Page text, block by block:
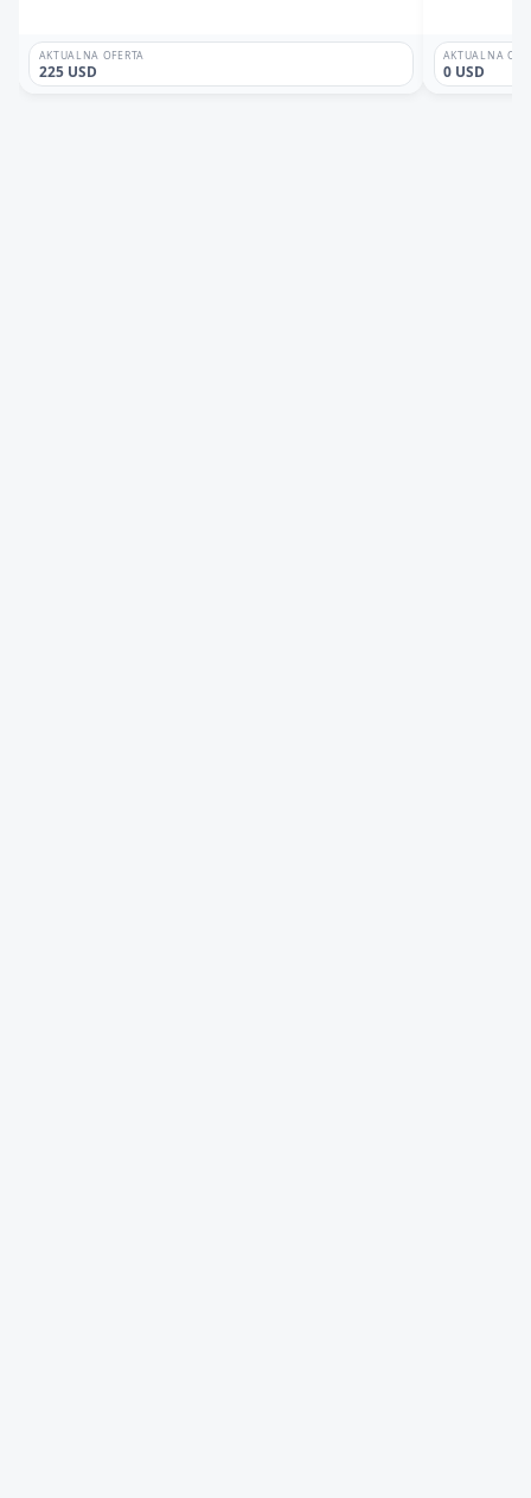
AKTUALNA OFERTA
225 USD
AKTUALNA
0 USD